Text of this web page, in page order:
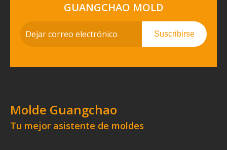
GUANGCHAO MOLD
Suscribirse
Molde Guangchao
Tu mejor asistente de moldes